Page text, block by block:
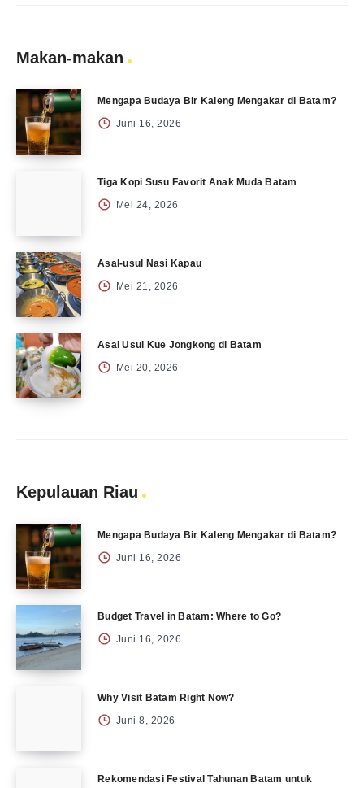
Makan-makan
Mengapa Budaya Bir Kaleng Mengakar di Batam?
Juni 16, 2026
Tiga Kopi Susu Favorit Anak Muda Batam
Mei 24, 2026
Asal-usul Nasi Kapau
Mei 21, 2026
Asal Usul Kue Jongkong di Batam
Mei 20, 2026
Kepulauan Riau
Mengapa Budaya Bir Kaleng Mengakar di Batam?
Juni 16, 2026
Budget Travel in Batam: Where to Go?
Juni 16, 2026
Why Visit Batam Right Now?
Juni 8, 2026
Rekomendasi Festival Tahunan Batam untuk